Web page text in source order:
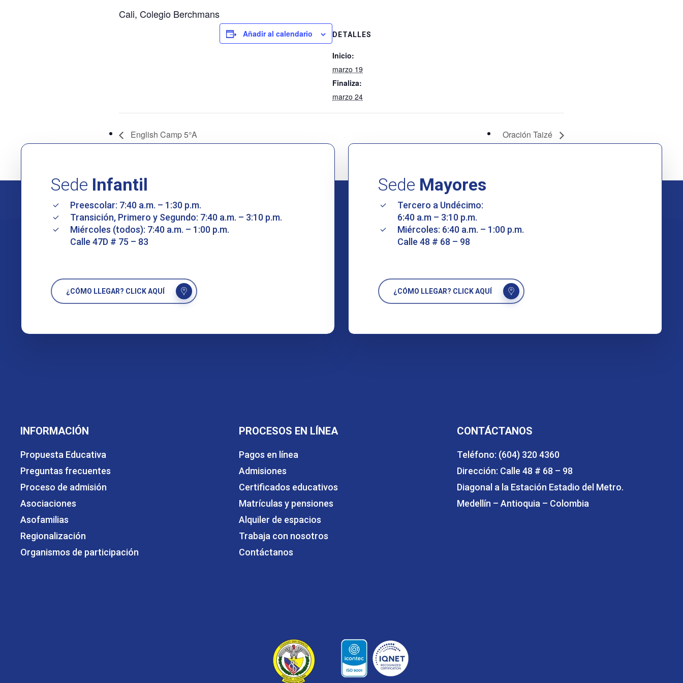
Cali, Colegio Berchmans
Añadir al calendario DETALLES
Inicio:
marzo 19
Finaliza:
marzo 24
English Camp 5°A Oración Taizé
Sede Infantil
Preescolar: 7:40 a.m. – 1:30 p.m.
Transición, Primero y Segundo: 7:40 a.m. – 3:10 p.m.
Miércoles (todos): 7:40 a.m. – 1:00 p.m.
Calle 47D # 75 – 83
¿CÓMO LLEGAR? CLICK AQUÍ
Sede Mayores
Tercero a Undécimo:
6:40 a.m – 3:10 p.m.
Miércoles: 6:40 a.m. – 1:00 p.m.
Calle 48 # 68 – 98
¿CÓMO LLEGAR? CLICK AQUÍ
INFORMACIÓN
Propuesta Educativa
Preguntas frecuentes
Proceso de admisión
Asociaciones
Asofamilias
Regionalización
Organismos de participación
PROCESOS EN LÍNEA
Pagos en línea
Admisiones
Certificados educativos
Matrículas y pensiones
Alquiler de espacios
Trabaja con nosotros
Contáctanos
CONTÁCTANOS
Teléfono: (604) 320 4360
Dirección: Calle 48 # 68 – 98
Diagonal a la Estación Estadio del Metro.
Medellín – Antioquia – Colombia